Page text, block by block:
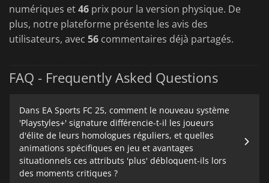
numériques et46 prix pour la version physique. De
plus, notre plateforme présente les avis des
utilisateurs, avec 56 commentaires déjà partagés.
FAQ - Frequently Asked Questions
Dans EA Sports FC 25, comment le nouveau système
'Playstyles+' signature différencie-t-il les joueurs
d'élite de leurs homologues réguliers, et quelles
animations spécifiques en jeu et avantages
situationnels ces attributs 'plus' débloquent-ils lors
des moments critiques ?